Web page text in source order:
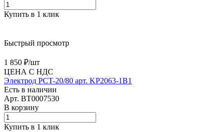
Купить в 1 клик
Быстрый просмотр
1 850 ₽/шт
ЦЕНА С НДС
Электрод PCT-20/80 арт. KP2063-1B1
Есть в наличии
Арт. BT0007530
В корзину
Купить в 1 клик